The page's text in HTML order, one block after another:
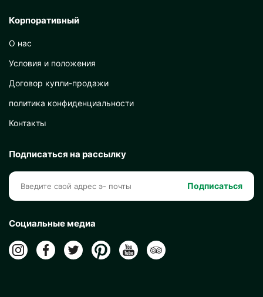
Корпоративный
О нас
Условия и положения
Договор купли-продажи
политика конфиденциальности
Контакты
Подписаться на рассылку
Подписаться
Социальные медиа